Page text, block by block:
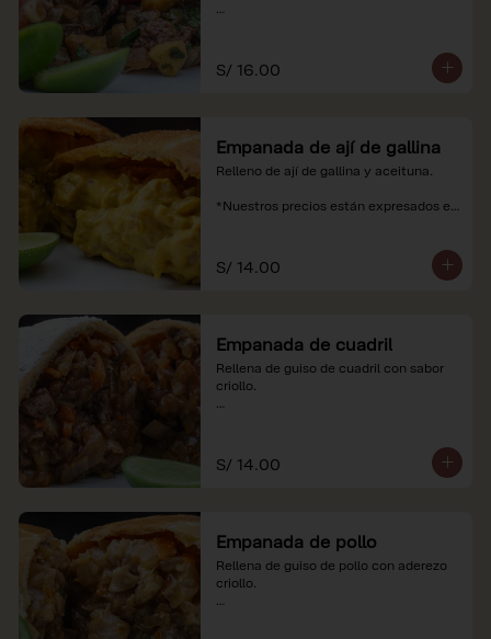
S/ 16.00
Empanada de ají de gallina
Relleno de ají de gallina y aceituna.
*Nuestros precios están expresados en
S/ 14.00
Empanada de cuadril
Rellena de guiso de cuadril con sabor
criollo.
S/ 14.00
Empanada de pollo
Rellena de guiso de pollo con aderezo
criollo.